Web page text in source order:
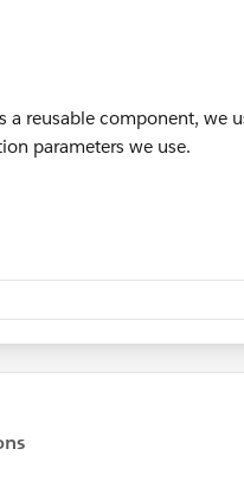
a reusable component, we
parameters we use.